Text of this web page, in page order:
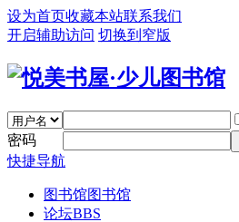
设为首页收藏本站联系我们
开启辅助访问 切换到窄版
密码
快捷导航
图书馆图书馆
论坛BBS